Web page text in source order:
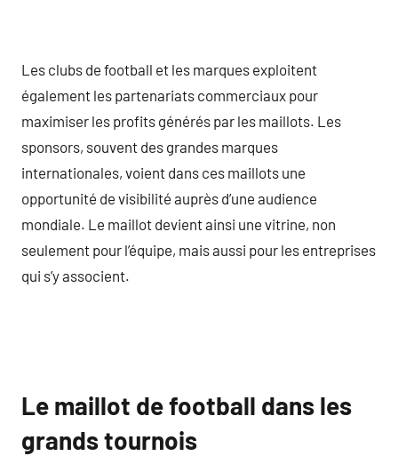
Les clubs de football et les marques exploitent
également les partenariats commerciaux pour
maximiser les profits générés par les maillots. Les
sponsors, souvent des grandes marques
internationales, voient dans ces maillots une
opportunité de visibilité auprès d’une audience
mondiale. Le maillot devient ainsi une vitrine, non
seulement pour l’équipe, mais aussi pour les entreprises
qui s’y associent.
Le maillot de football dans les
grands tournois